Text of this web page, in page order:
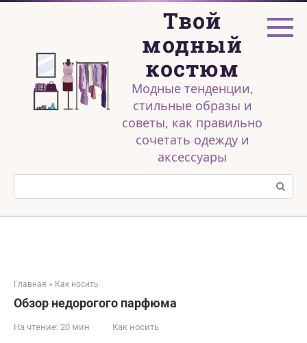
Перейти
Твой
модный
костюм
Модные тенденции,
стильные образы и
советы, как правильно
сочетать одежду и
аксессуары
Поиск:
Главная » Как носить
Обзор недорогого парфюма
На чтение: 20 мин Как носить